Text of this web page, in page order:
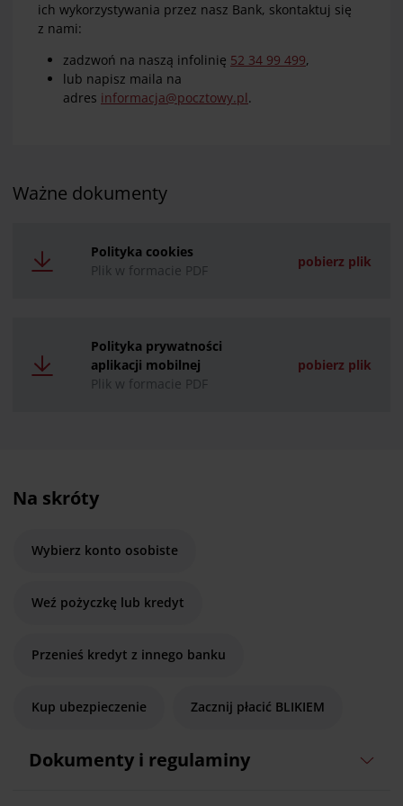
ich wykorzystywania przez nasz Bank, skontaktuj się
z nami:
zadzwoń na naszą infolinię 52 34 99 499,
lub napisz maila na
adres informacja@pocztowy.pl.
Ważne dokumenty
Polityka cookies
Plik w formacie PDF
pobierz plik
Polityka prywatności
aplikacji mobilnej
Plik w formacie PDF
pobierz plik
Na skróty
Wybierz konto osobiste
Weź pożyczkę lub kredyt
Przenieś kredyt z innego banku
Kup ubezpieczenie Zacznij płacić BLIKIEM
Dokumenty i regulaminy